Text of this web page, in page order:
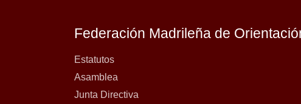
Federación Madrileña de
Estatutos
Asamblea
Junta Directiva